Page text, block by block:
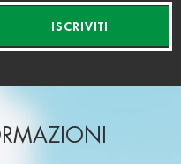
ISCRIVITI